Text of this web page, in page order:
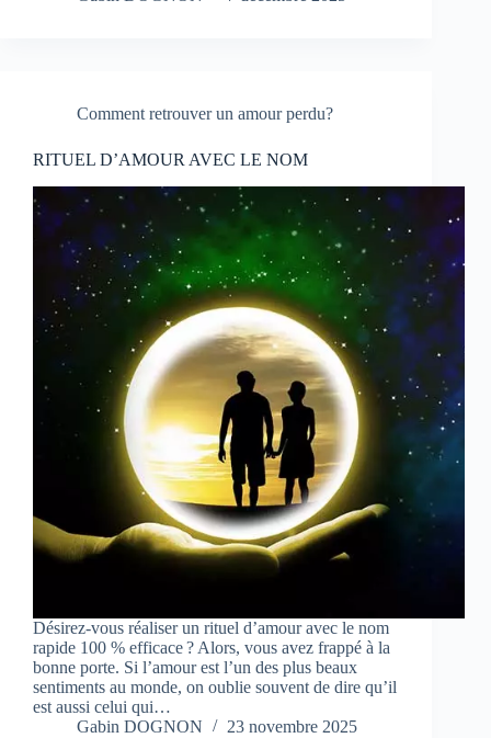
Comment retrouver un amour perdu?
RITUEL D’AMOUR AVEC LE NOM
Désirez-vous réaliser un rituel d’amour avec le nom
rapide 100 % efficace ? Alors, vous avez frappé à la
bonne porte. Si l’amour est l’un des plus beaux
sentiments au monde, on oublie souvent de dire qu’il
est aussi celui qui…
Gabin DOGNON
23 novembre 2025